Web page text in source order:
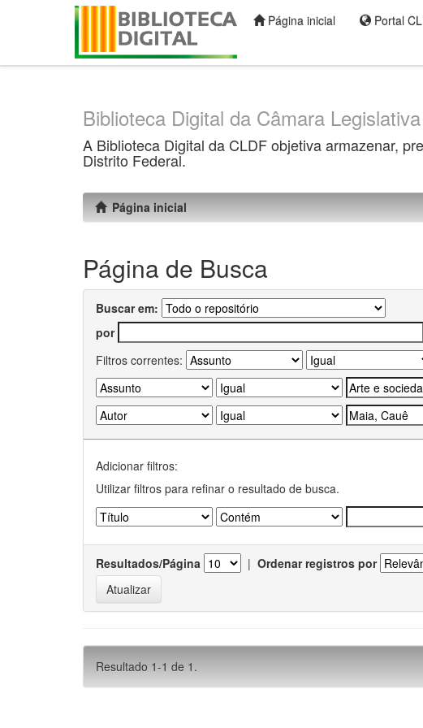
Página inicial Portal
Biblioteca Digital da Câmara
A Biblioteca Digital da CLDF objetiva armazenar,
Distrito Federal.
Página inicial
Página de Busca
Buscar em:
por
Filtros correntes:
Adicionar filtros:
Utilizar filtros para refinar o resultado de busca.
Resultados/Página | Ordenar registros por
Resultado 1-1 de 1.